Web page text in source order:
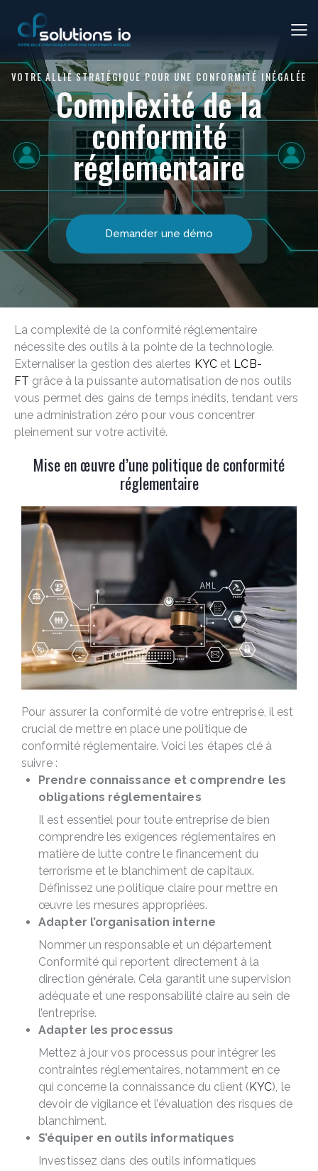
VOTRE ALLIÉ STRATÉGIQUE POUR UNE CONFORMITÉ INÉGALÉE
Complexité de la
conformité
réglementaire
Demander une démo
La complexité de la conformité réglementaire
nécessite des outils à la pointe de la technologie.
Externaliser la gestion des alertes KYCet LCB-
FT grâce à la puissante automatisation de nos outils
vous permet des gains de temps inédits, tendant vers
une administration zéro pour vous concentrer
pleinement sur votre activité.
Mise en œuvre d’une politique de conformité
réglementaire
Pour assurer la conformité de votre entreprise, il est
crucial de mettre en place une politique de
conformité réglementaire. Voici les étapes clé à
suivre :
Prendre connaissance et comprendre les
obligations réglementaires
Il est essentiel pour toute entreprise de bien
comprendre les exigences réglementaires en
matière de lutte contre le financement du
terrorisme et le blanchiment de capitaux.
Définissez une politique claire pour mettre en
œuvre les mesures appropriées.
Adapter l’organisation interne
Nommer un responsable et un département
Conformité qui reportent directement à la
direction générale. Cela garantit une supervision
adéquate et une responsabilité claire au sein de
l’entreprise.
Adapter les processus
Mettez à jour vos processus pour intégrer les
contraintes réglementaires, notamment en ce
qui concerne la connaissance du client ( KYC), le
devoir de vigilance et l’évaluation des risques de
blanchiment.
S’équiper en outils informatiques
Investissez dans des outils informatiques